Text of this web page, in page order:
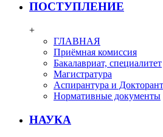
ПОСТУПЛЕНИЕ
+
ГЛАВНАЯ
Приёмная комиссия
Бакалавриат, специалитет
Магистратура
Аспирантура и
Нормативные документы
НАУКА